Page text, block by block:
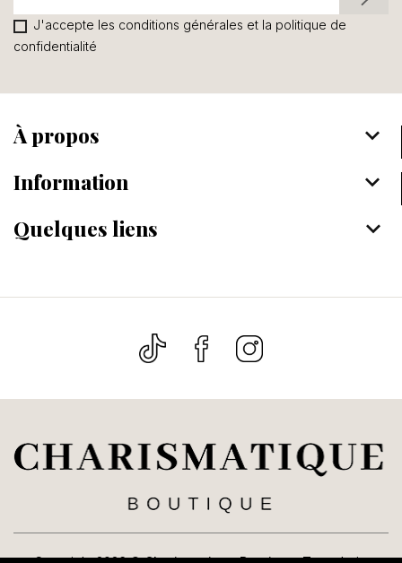
J'accepte les conditions générales et la politique de
confidentialité
À propos keyboard_arrow_down
Information keyboard_arrow_down
Quelques liens keyboard_arrow_down